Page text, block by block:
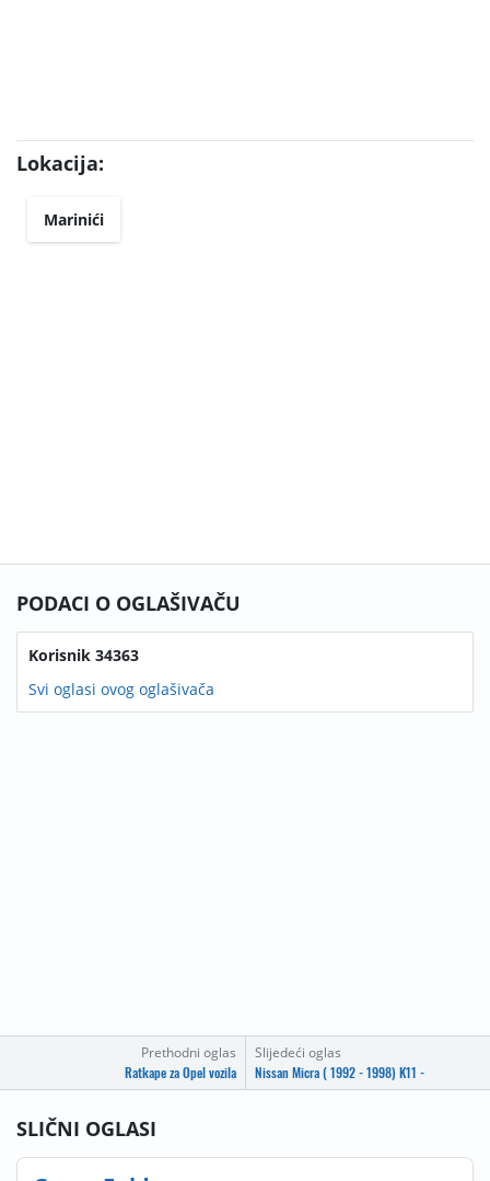
Lokacija:
Marinići
Prethodni oglas
Ratkape za Opel vozila
Slijedeći oglas
Nissan Micra ( 1992 - 1998) K11 -
PODACI O OGLAŠIVAČU
Korisnik 34363
Svi oglasi ovog oglašivača
SLIČNI OGLASI